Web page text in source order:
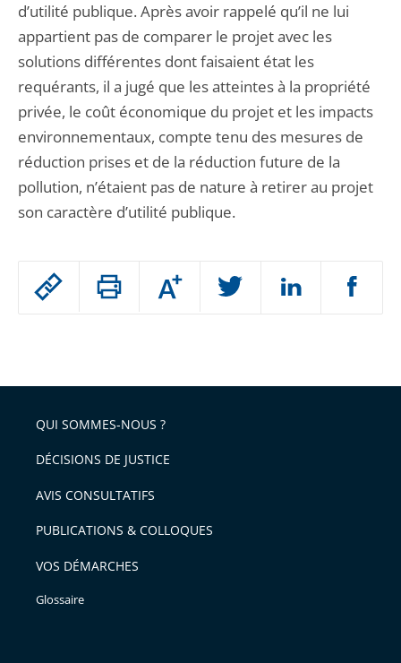
Passer
arriver
après
Augmenter
ou
l'article
pour
avant
d’utilité publique. Après avoir rappelé qu’il ne lui
appartient pas de comparer le projet avec les
solutions différentes dont faisaient état les
requérants, il a jugé que les atteintes à la propriété
privée, le coût économique du projet et les impacts
environnementaux, compte tenu des mesures de
réduction prises et de la réduction future de la
pollution, n’étaient pas de nature à retirer au projet
son caractère d’utilité publique.
QUI SOMMES-NOUS ?
DÉCISIONS DE JUSTICE
AVIS CONSULTATIFS
PUBLICATIONS & COLLOQUES
VOS DÉMARCHES
Glossaire